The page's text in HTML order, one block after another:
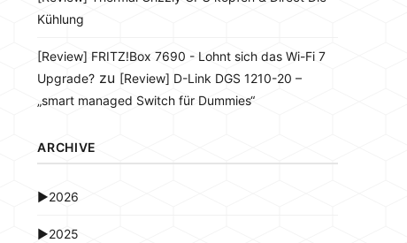
Kühlung
[Review] FRITZ!Box 7690 - Lohnt sich das Wi-Fi 7
Upgrade? zu [Review] D-Link DGS 1210-20 –
„smart managed Switch für Dummies“
ARCHIVE
►2026
►2025